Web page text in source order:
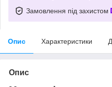
Замовлення під захистом
Опис Характеристики
Опис